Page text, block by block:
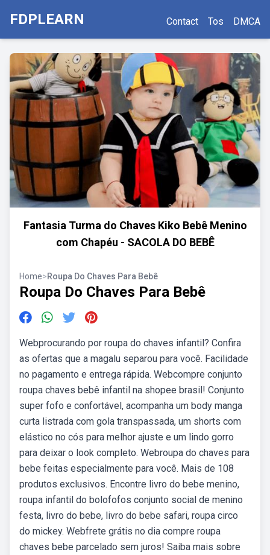
FDPLEARN Contact Tos DMCA
Fantasia Turma do Chaves Kiko Bebê Menino
com Chapéu - SACOLA DO BEBÊ
Home>Roupa Do Chaves Para Bebê
Roupa Do Chaves Para Bebê
Webprocurando por roupa do chaves infantil? Confira
as ofertas que a magalu separou para você. Facilidade
no pagamento e entrega rápida. Webcompre conjunto
roupa chaves bebê infantil na shopee brasil! Conjunto
super fofo e confortável, acompanha um body manga
curta listrada com gola transpassada, um shorts com
elástico no cós para melhor ajuste e um lindo gorro
para deixar o look completo. Webroupa do chaves para
bebe feitas especialmente para você. Mais de 108
produtos exclusivos. Encontre livro do bebe menino,
roupa infantil do bolofofos conjunto social de menino
festa, livro do bebe, livro do bebe safari, roupa circo
do mickey. Webfrete grátis no dia compre roupa
chaves bebe parcelado sem juros! Saiba mais sobre